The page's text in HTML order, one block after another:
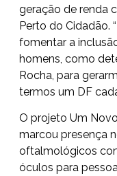
geração de renda
Perto do Cidadão.
fomentar a
homens, como
Rocha, para
termos um DF
O projeto Um
marcou presença
oftalmológicos
óculos para